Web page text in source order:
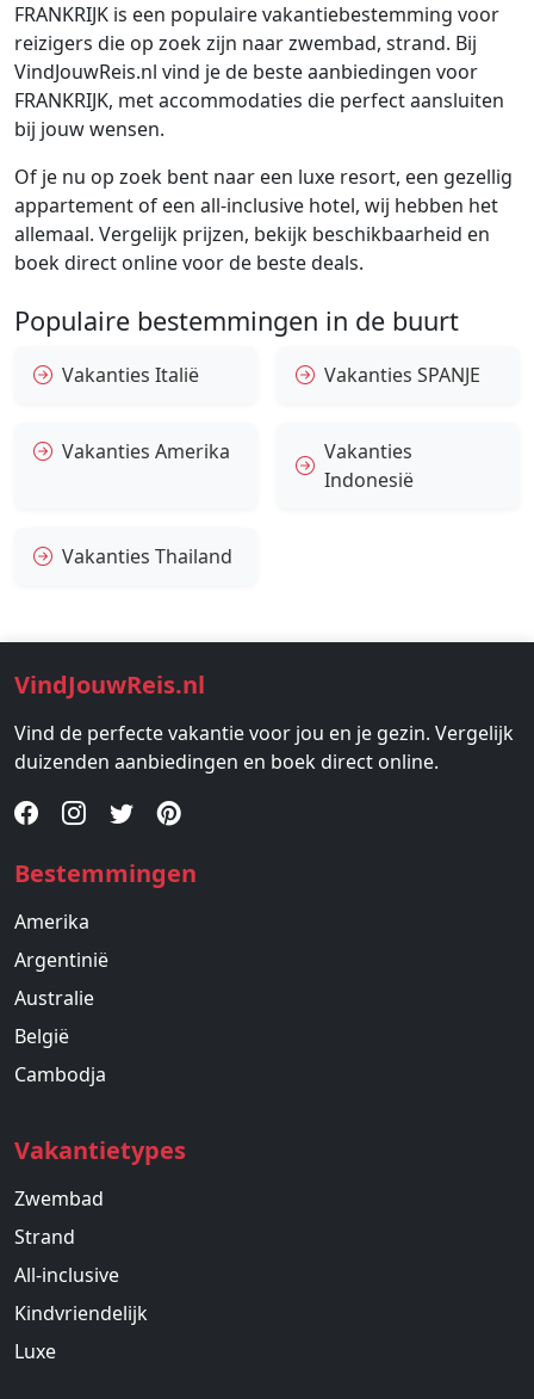
FRANKRIJK is een populaire vakantiebestemming voor
reizigers die op zoek zijn naar zwembad, strand. Bij
VindJouwReis.nl vind je de beste aanbiedingen voor
FRANKRIJK, met accommodaties die perfect aansluiten
bij jouw wensen.
Of je nu op zoek bent naar een luxe resort, een gezellig
appartement of een all-inclusive hotel, wij hebben het
allemaal. Vergelijk prijzen, bekijk beschikbaarheid en
boek direct online voor de beste deals.
Populaire bestemmingen in de buurt
Vakanties Italië Vakanties SPANJE
Vakanties Amerika
Vakanties
Indonesië
Vakanties Thailand
VindJouwReis.nl
Vind de perfecte vakantie voor jou en je gezin. Vergelijk
duizenden aanbiedingen en boek direct online.
Bestemmingen
Amerika
Argentinië
Australie
België
Cambodja
Vakantietypes
Zwembad
Strand
All-inclusive
Kindvriendelijk
Luxe